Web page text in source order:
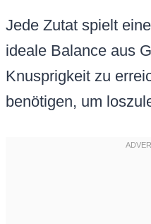
Jede Zutat spielt
ideale Balance aus
Knusprigkeit zu
benötigen, um